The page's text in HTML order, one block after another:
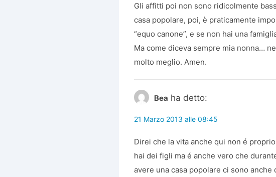
Gli affitti poi non sono ridicolmente
casa popolare, poi, è praticamente
“equo canone”, e se non hai una
Ma come diceva sempre mia nonna…
molto meglio. Amen.
Bea ha detto:
21 Marzo 2013 alle 08:45
Direi che la vita anche qui non é
hai dei figli ma é anche vero che
avere una casa popolare ci sono